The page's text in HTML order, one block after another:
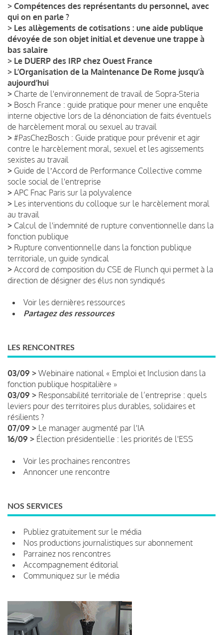
> Compétences des représentants du personnel, avec
qui on en parle ?
> Les allègements de cotisations : une aide publique
dévoyée de son objet initial et devenue une trappe à
bas salaire
> Le DUERP des IRP chez Ouest France
> L’Organisation de la Maintenance De Rome jusqu’à
aujourd’hui
> Charte de l'environnement de travail de Sopra-Steria
> Bosch France : guide pratique pour mener une enquête
interne objective lors de la dénonciation de faits éventuels
de harcèlement moral ou sexuel au travail
> #PasChezBosch : Guide pratique pour prévenir et agir
contre le harcèlement moral, sexuel et les agissements
sexistes au travail
> Guide de lʼAccord de Performance Collective comme
socle social de l'entreprise
> APC Fnac Paris sur la polyvalence
> Les interventions du colloque sur le harcèlement moral
au travail
> Calcul de l'indemnité de rupture conventionnelle dans la
fonction publique
> Rupture conventionnelle dans la fonction publique
territoriale, un guide syndical
> Accord de composition du CSE de Flunch qui permet à la
direction de désigner des élus non syndiqués
Voir les dernières ressources
Partagez des ressources
LES RENCONTRES
03/09 > Webinaire national « Emploi et Inclusion dans la
fonction publique hospitalière »
03/09 > Responsabilité territoriale de l’entreprise : quels
leviers pour des territoires plus durables, solidaires et
résilients ?
07/09 > Le manager augmenté par l'IA
16/09 > Élection présidentielle : les priorités de l'ESS
Voir les prochaines rencontres
Annoncer une rencontre
NOS SERVICES
Publiez gratuitement sur le média
Nos productions journalistiques sur abonnement
Parrainez nos rencontres
Accompagnement éditorial
Communiquez sur le média